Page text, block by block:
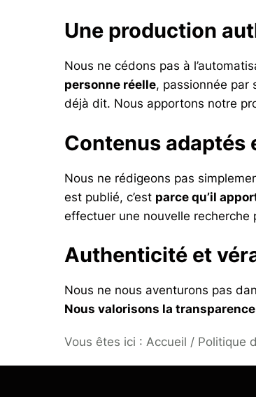
Une production
Nous ne cédons pas à
personne réelle, passionnée par
déjà dit. Nous apportons notre
Contenus adaptés
Nous ne rédigeons pas
est publié, c’est parce qu’il
effectuer une nouvelle recherche
Authenticité et
Nous ne nous aventurons pas
Nous valorisons la transparence
Vous êtes ici : Accueil / Politique